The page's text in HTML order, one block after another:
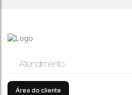
Atendimento
Área do cliente